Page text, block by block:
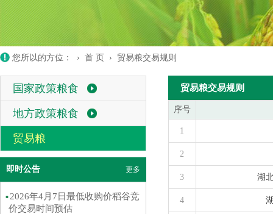
您所以的方位： › 首 页 › 贸易粮交易规则
国家政策粮食
地方政策粮食
贸易粮
即时公告 更多
2026年4月7日最低收购价稻谷竞
价交易时间预估
贸易粮交易规则
序号
1
2
3 湖
4